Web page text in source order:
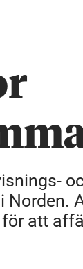
Norden.
att